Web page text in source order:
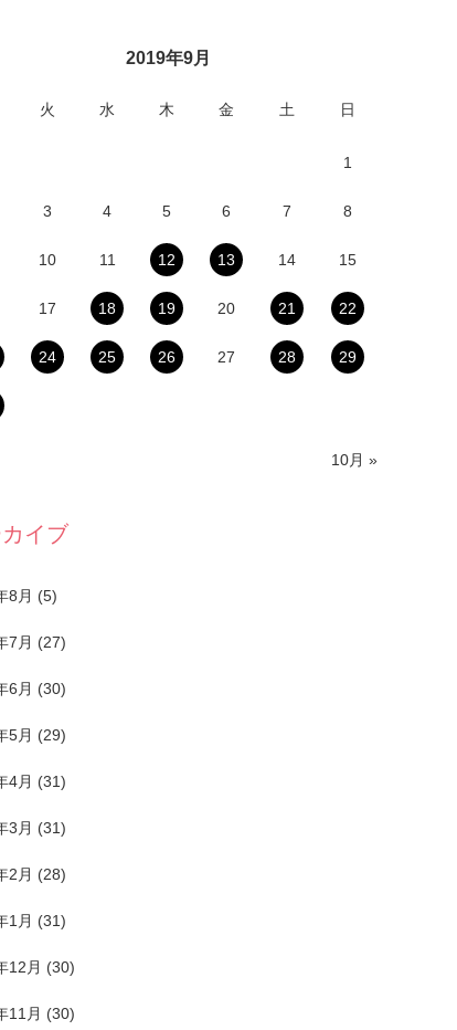
2019年9月
火 水 木 金 土 日
1
3 4 5 6 7 8
10 11 12 13 14 15
17 18 19 20 21 22
24 25 26 27 28 29
10月 »
イブ
8月 (5)
7月 (27)
6月 (30)
5月 (29)
4月 (31)
3月 (31)
2月 (28)
1月 (31)
12月 (30)
11月 (30)